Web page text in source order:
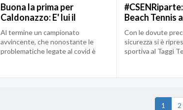
Buona la prima per
Caldonazzo: E' lui il
campione di paddle 19/20
Al termine un campionato
avvincente, che nonostante le
problematiche legate al covid è
Beach Tennis
aspettando il
Con le dovute
sicurezza si è
sportiva al Taggì
1 2